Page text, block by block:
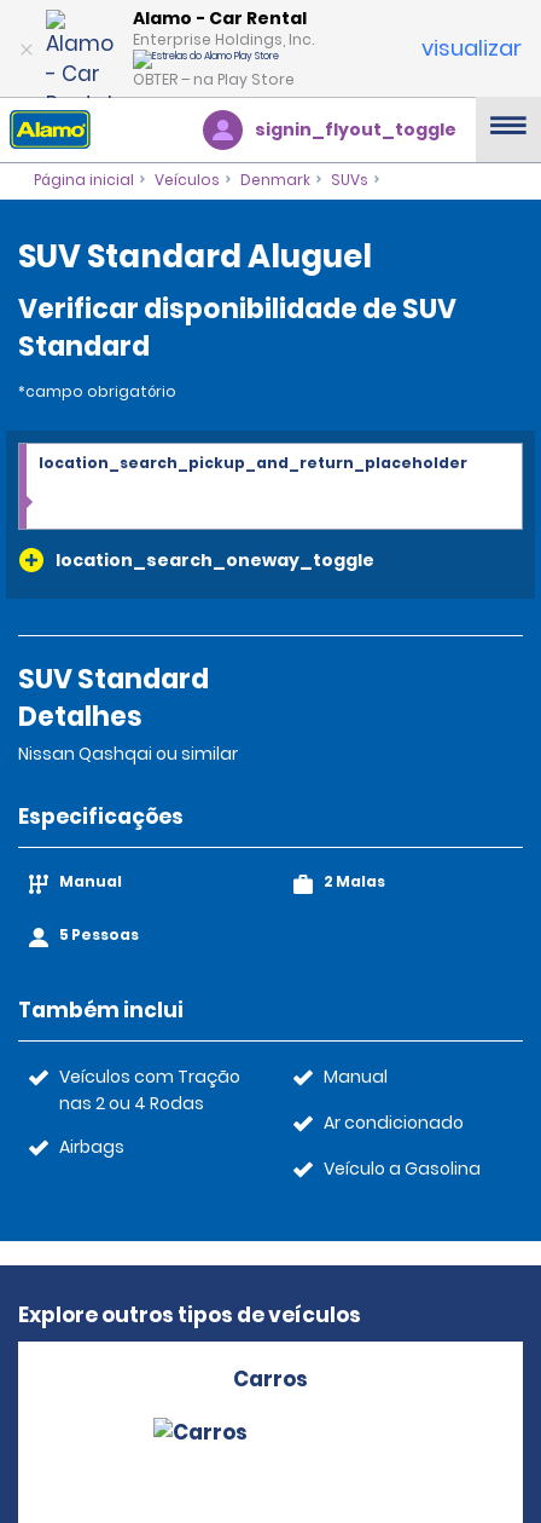
Alamo - Car Rental
Enterprise Holdings, Inc.
OBTER – na Play Store
visualizar
signin_flyout_toggle
Página inicial Veículos Denmark SUVs
SUV Standard Aluguel
Verificar disponibilidade de SUV
Standard
*campo obrigatório
location_search_oneway_toggle
location_search_pickup_and_return_placeholder
SUV Standard
Detalhes
Nissan Qashqai ou similar
Especificações
Manual
5 Pessoas
2 Malas
Também inclui
Veículos com Tração
nas 2 ou 4 Rodas
Airbags
Manual
Ar condicionado
Veículo a Gasolina
Explore outros tipos de veículos
Carros